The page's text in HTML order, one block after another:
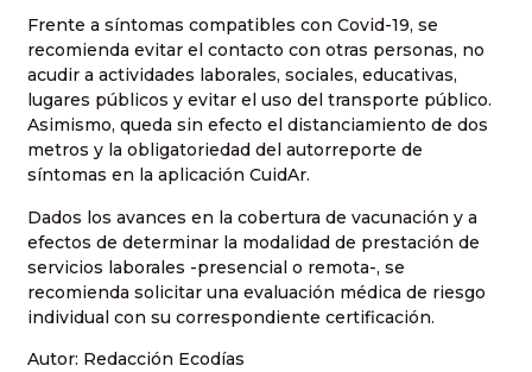
Frente a síntomas compatibles con Covid-19, se
recomienda evitar el contacto con otras personas, no
acudir a actividades laborales, sociales, educativas,
lugares públicos y evitar el uso del transporte público.
Asimismo, queda sin efecto el distanciamiento de dos
metros y la obligatoriedad del autorreporte de
síntomas en la aplicación CuidAr.
Dados los avances en la cobertura de vacunación y a
efectos de determinar la modalidad de prestación de
servicios laborales -presencial o remota-, se
recomienda solicitar una evaluación médica de riesgo
individual con su correspondiente certificación.
Autor: Redacción Ecodías